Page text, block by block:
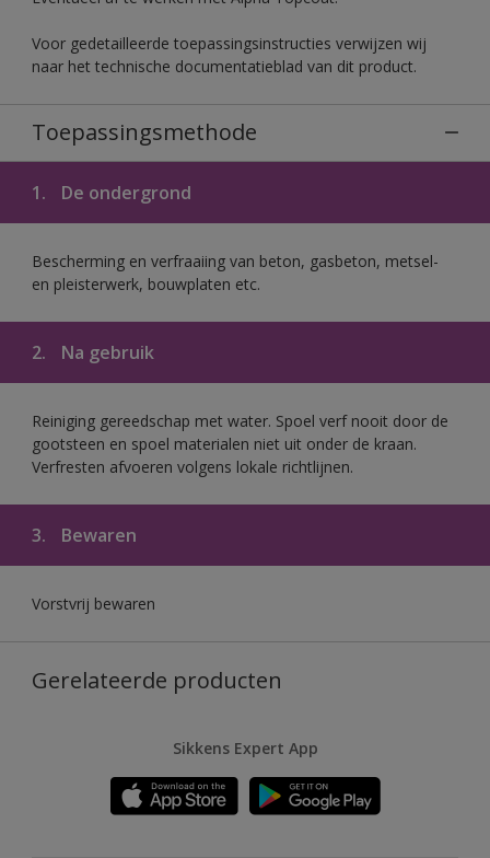
Voor gedetailleerde toepassingsinstructies verwijzen wij
naar het technische documentatieblad van dit product.
Toepassingsmethode
1. De ondergrond
Bescherming en verfraaiing van beton, gasbeton, metsel-
en pleisterwerk, bouwplaten etc.
2. Na gebruik
Reiniging gereedschap met water. Spoel verf nooit door de
gootsteen en spoel materialen niet uit onder de kraan.
Verfresten afvoeren volgens lokale richtlijnen.
3. Bewaren
Vorstvrij bewaren
Gerelateerde producten
Sikkens Expert App